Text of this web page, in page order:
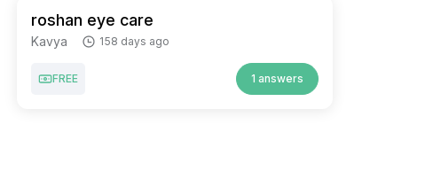
roshan eye care
Kavya 158 days ago
FREE 1 answers